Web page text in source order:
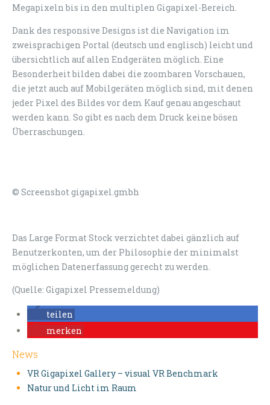
Megapixeln bis in den multiplen Gigapixel-Bereich.
Dank des responsive Designs ist die Navigation im
zweisprachigen Portal (deutsch und englisch) leicht und
übersichtlich auf allen Endgeräten möglich. Eine
Besonderheit bilden dabei die zoombaren Vorschauen,
die jetzt auch auf Mobilgeräten möglich sind, mit denen
jeder Pixel des Bildes vor dem Kauf genau angeschaut
werden kann. So gibt es nach dem Druck keine bösen
Überraschungen.
© Screenshot gigapixel.gmbh
Das Large Format Stock verzichtet dabei gänzlich auf
Benutzerkonten, um der Philosophie der minimalst
möglichen Datenerfassung gerecht zu werden.
(Quelle: Gigapixel Pressemeldung)
teilen
merken
News
VR Gigapixel Gallery – visual VR Benchmark
Natur und Licht im Raum